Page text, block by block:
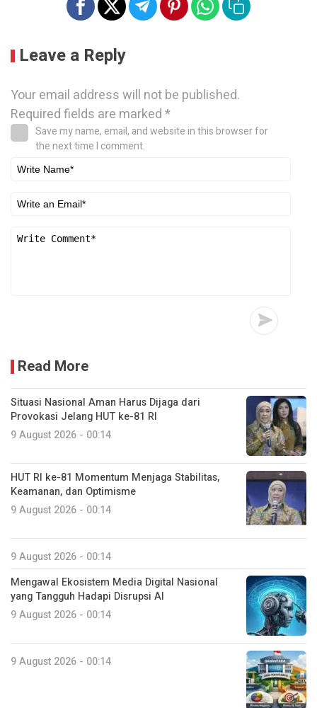
Leave a Reply
Your email address will not be published.
Required fields are marked*
Save my name, email, and website in this browser for
the next time I comment.
Read More
Situasi Nasional Aman Harus Dijaga dari
Provokasi Jelang HUT ke-81 RI
9 August 2026 - 00:14
HUT RI ke-81 Momentum Menjaga Stabilitas,
Keamanan, dan Optimisme
9 August 2026 - 00:14
9 August 2026 - 00:14
Mengawal Ekosistem Media Digital Nasional
yang Tangguh Hadapi Disrupsi AI
9 August 2026 - 00:14
9 August 2026 - 00:14